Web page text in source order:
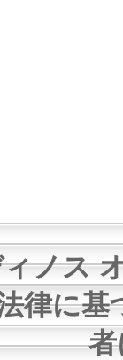
律に基